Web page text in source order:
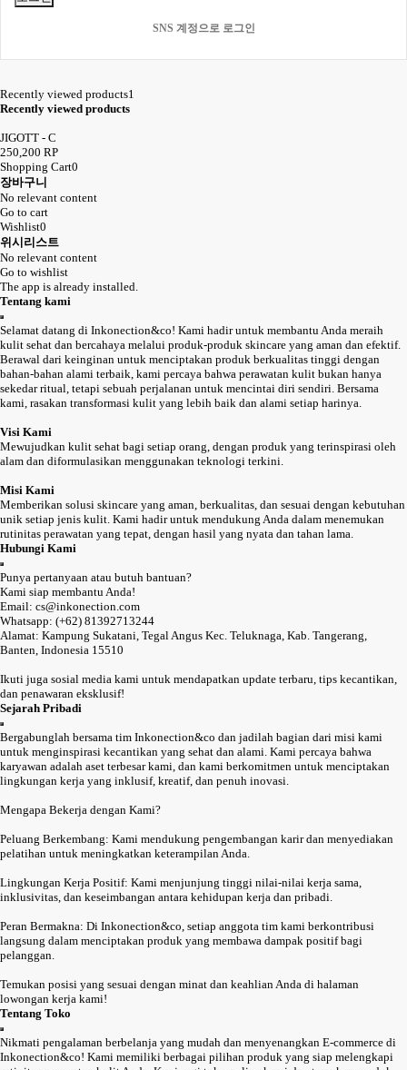
SNS 계정으로 로그인
Recently viewed products1
Recently viewed products
JIGOTT - C
250,200 RP
Shopping Cart0
장바구니
No relevant content
Go to cart
Wishlist0
위시리스트
No relevant content
Go to wishlist
The app is already installed.
Tentang kami
Selamat datang di Inkonection&co! Kami hadir untuk membantu Anda meraih
kulit sehat dan bercahaya melalui produk-produk skincare yang aman dan efektif.
Berawal dari keinginan untuk menciptakan produk berkualitas tinggi dengan
bahan-bahan alami terbaik, kami percaya bahwa perawatan kulit bukan hanya
sekedar ritual, tetapi sebuah perjalanan untuk mencintai diri sendiri. Bersama
kami, rasakan transformasi kulit yang lebih baik dan alami setiap harinya.
Visi Kami
Mewujudkan kulit sehat bagi setiap orang, dengan produk yang terinspirasi oleh
alam dan diformulasikan menggunakan teknologi terkini.
Misi Kami
Memberikan solusi skincare yang aman, berkualitas, dan sesuai dengan kebutuhan
unik setiap jenis kulit. Kami hadir untuk mendukung Anda dalam menemukan
rutinitas perawatan yang tepat, dengan hasil yang nyata dan tahan lama.
Hubungi Kami
Punya pertanyaan atau butuh bantuan?
Kami siap membantu Anda!
Email: cs@inkonection.com
Whatsapp: (+62) 81392713244
Alamat: Kampung Sukatani, Tegal Angus Kec. Teluknaga, Kab. Tangerang,
Banten, Indonesia 15510
Ikuti juga sosial media kami untuk mendapatkan update terbaru, tips kecantikan,
dan penawaran eksklusif!
Sejarah Pribadi
Bergabunglah bersama tim Inkonection&co dan jadilah bagian dari misi kami
untuk menginspirasi kecantikan yang sehat dan alami. Kami percaya bahwa
karyawan adalah aset terbesar kami, dan kami berkomitmen untuk menciptakan
lingkungan kerja yang inklusif, kreatif, dan penuh inovasi.
Mengapa Bekerja dengan Kami?
Peluang Berkembang: Kami mendukung pengembangan karir dan menyediakan
pelatihan untuk meningkatkan keterampilan Anda.
Lingkungan Kerja Positif: Kami menjunjung tinggi nilai-nilai kerja sama,
inklusivitas, dan keseimbangan antara kehidupan kerja dan pribadi.
Peran Bermakna: Di Inkonection&co, setiap anggota tim kami berkontribusi
langsung dalam menciptakan produk yang membawa dampak positif bagi
pelanggan.
Temukan posisi yang sesuai dengan minat dan keahlian Anda di halaman
lowongan kerja kami!
Tentang Toko
Nikmati pengalaman berbelanja yang mudah dan menyenangkan E-commerce di
Inkonection&co! Kami memiliki berbagai pilihan produk yang siap melengkapi